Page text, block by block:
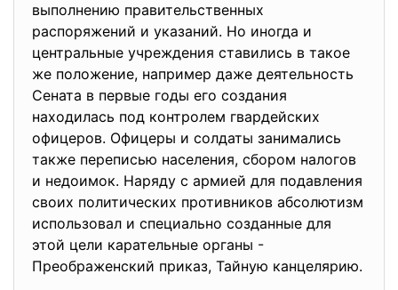
выполнению правительственных
распоряжений и указаний. Но иногда и
центральные учреждения ставились в такое
же положение, например даже деятельность
Сената в первые годы его создания
находилась под контролем гвардейских
офицеров. Офицеры и солдаты занимались
также переписью населения, сбором налогов
и недоимок. Наряду с армией для подавления
своих политических противников абсолютизм
использовал и специально созданные для
этой цели карательные органы -
Преображенский приказ, Тайную канцелярию.